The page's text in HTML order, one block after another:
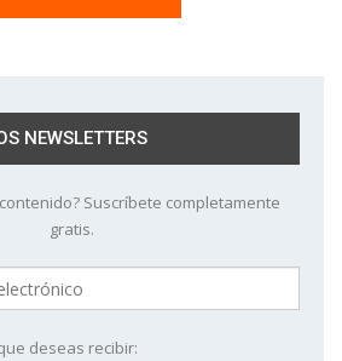
NEWSLETTERS
Suscríbete completamente
gratis.
deseas recibir: